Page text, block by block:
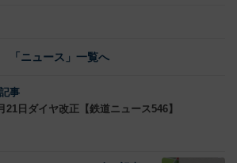
「ニュース」一覧へ
事
21日ダイヤ改正【鉄道ニュース546】